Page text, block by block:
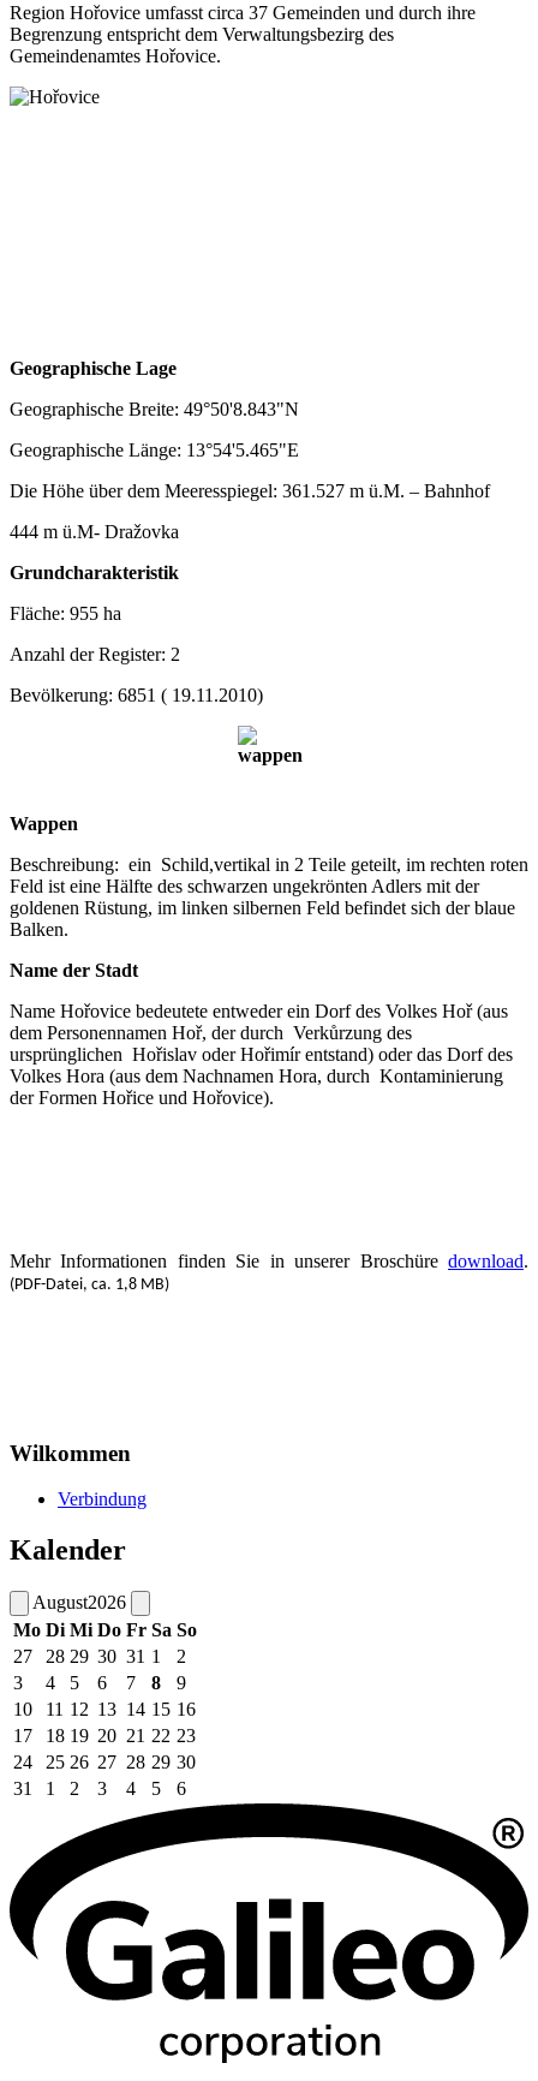
Region Hořovice umfasst circa 37 Gemeinden und durch ihre
Begrenzung entspricht dem Verwaltungsbezirg des
Gemeindenamtes Hořovice.
Geographische Lage
Geographische Breite: 49°50'8.843"N
Geographische Länge: 13°54'5.465"E
Die Höhe über dem Meeresspiegel: 361.527 m ü.M. – Bahnhof
444 m ü.M- Dražovka
Grundcharakteristik
Fläche: 955 ha
Anzahl der Register: 2
Bevölkerung: 6851 ( 19.11.2010)
Wappen
Beschreibung: ein Schild,vertikal in 2 Teile geteilt, im rechten roten
Feld ist eine Hälfte des schwarzen ungekrönten Adlers mit der
goldenen Rüstung, im linken silbernen Feld befindet sich der blaue
Balken.
Name der Stadt
Name Hořovice bedeutete entweder ein Dorf des Volkes Hoř (aus
dem Personennamen Hoř, der durch Verkůrzung des
ursprünglichen Hořislav oder Hořimír entstand) oder das Dorf des
Volkes Hora (aus dem Nachnamen Hora, durch Kontaminierung
der Formen Hořice und Hořovice).
Mehr Informationen finden Sie­ in unserer Broschüre download.
(PDF-Datei, ca. 1,8 MB)
Wilkommen
Verbindung
Kalender
August2026
Mo Di Mi Do Fr Sa So
27
28 29 30 31 1
2
3
4 5 6 7 8
9
10
11 12 13 14 15 16
17
18 19 20 21 22 23
24
25 26 27 28 29 30
31
1 2 3 4 5 6